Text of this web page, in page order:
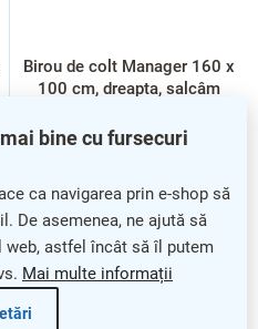
bine cu fursecuri
ca navigarea prin e-shop să
De asemenea, ne ajută să
astfel încât să îl putem
Mai multe informații
Birou de colt Manager 160 x
100 cm, dreapta, salcâm